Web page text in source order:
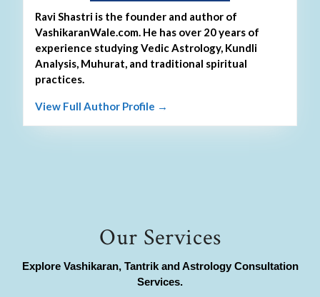
Ravi Shastri is the founder and author of
VashikaranWale.com. He has over 20 years of
experience studying Vedic Astrology, Kundli
Analysis, Muhurat, and traditional spiritual
practices.
View Full Author Profile →
Our Services
Explore Vashikaran, Tantrik and Astrology Consultation
Services.